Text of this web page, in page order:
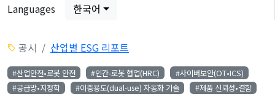
Languages 한국어
공시 산업별 ESG 리포트
#산업안전•로봇 안전 #인간-로봇 협업(HRC)
#사이버보안(OT•ICS)
#공급망•지정학
#이중용도(dual-use) 자동화 기술
#제품 신뢰성•결함